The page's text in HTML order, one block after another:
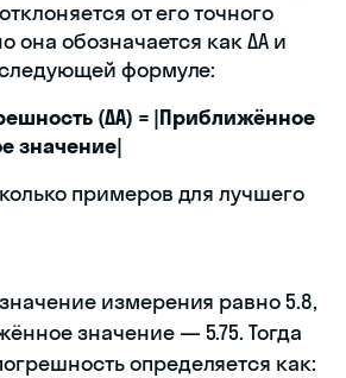
от его точного
она обозначается как ΔA и
формуле:
(ΔA) = |Приближённое
значение|
примеров для лучшего
измерения равно 5.8,
значение — 5.75. Тогда
определяется как: